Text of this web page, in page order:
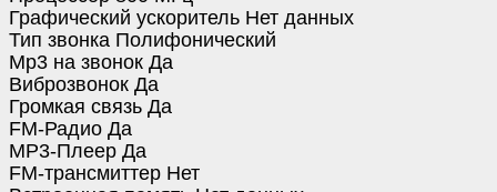
Графический ускоритель Нет данных
Тип звонка Полифонический
Mp3 на звонок Да
Виброзвонок Да
Громкая связь Да
FM-Радио Да
MP3-Плеер Да
FM-трансмиттер Нет